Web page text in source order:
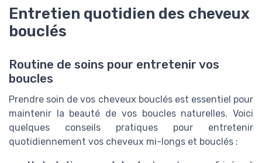
Entretien quotidien des cheveux
bouclés
Routine de soins pour entretenir vos
boucles
Prendre soin de vos cheveux bouclés est essentiel pour
maintenir la beauté de vos boucles naturelles. Voici
quelques conseils pratiques pour entretenir
quotidiennement vos cheveux mi-longs et bouclés :